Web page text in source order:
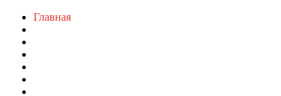
Главная